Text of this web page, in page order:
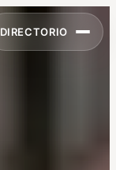
DIRECTORIO